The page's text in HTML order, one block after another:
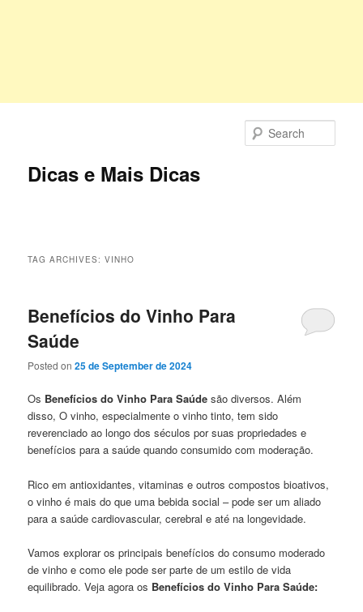
Dicas e Mais Dicas
TAG ARCHIVES:VINHO
Benefícios do Vinho Para
Saúde
Posted on25 de September de 2024
Os Benefícios do Vinho Para Saúde são diversos. Além
disso, O vinho, especialmente o vinho tinto, tem sido
reverenciado ao longo dos séculos por suas propriedades e
benefícios para a saúde quando consumido com moderação.
Rico em antioxidantes, vitaminas e outros compostos bioativos,
o vinho é mais do que uma bebida social – pode ser um aliado
para a saúde cardiovascular, cerebral e até na longevidade.
Vamos explorar os principais benefícios do consumo moderado
de vinho e como ele pode ser parte de um estilo de vida
equilibrado. Veja agora os Benefícios do Vinho Para Saúde: